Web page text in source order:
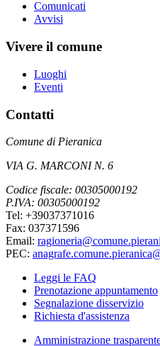
Comunicati
Avvisi
Vivere il comune
Luoghi
Eventi
Contatti
Comune di Pieranica
VIA G. MARCONI N. 6
Codice fiscale: 00305000192
P.IVA: 00305000192
Tel: +39037371016
Fax: 037371596
Email:
PEC:
Leggi le FAQ
Prenotazione appuntamento
Segnalazione disservizio
Richiesta d'assistenza
Amministrazione